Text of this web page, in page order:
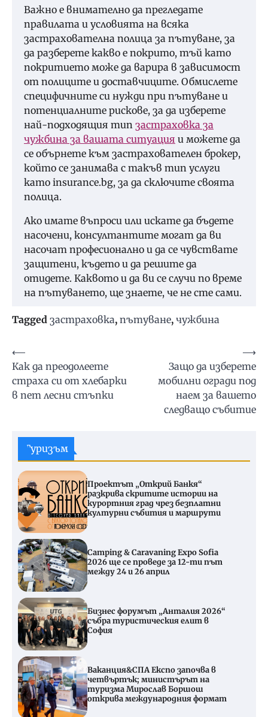
Важно е внимателно да прегледате
правилата и условията на всяка
застрахователна полица за пътуване, за
да разберете какво е покрито, тъй като
покритието може да варира в зависимост
от полиците и доставчиците. Обмислете
специфичните си нужди при пътуване и
потенциалните рискове, за да изберете
най-подходящия тип застраховка за
чужбина за вашата ситуация и можете да
се обърнете към застрахователен брокер,
който се занимава с такъв тип услуги
като insurance.bg, за да сключите своята
полица.
Ако имате въпроси или искате да бъдете
насочени, консултантите могат да ви
насочат професионално и да се чувствате
защитени, където и да решите да
отидете. Каквото и да ви се случи по време
на пътуването, ще знаете, че не сте сами.
Tagged застраховка, пътуване, чужбина
Навигация
⟵
Как да преодолеете
страха си от хлебарки
в пет лесни стъпки
Защо да изберете
мобилни огради под
наем за вашето
следващо събитие
⟶
Туризъм
Проектът „Открий Банкя“
разкрива скритите истории на
курортния град чрез безплатни
културни събития и маршрути
Camping & Caravaning Expo Sofia
2026 ще се проведе за 12-ти път
между 24 и 26 април
Бизнес форумът „Анталия 2026“
събра туристическия елит в
София
Ваканция&СПА Експо започва в
четвъртък; министърът на
туризма Мирослав Боршош
открива международния формат